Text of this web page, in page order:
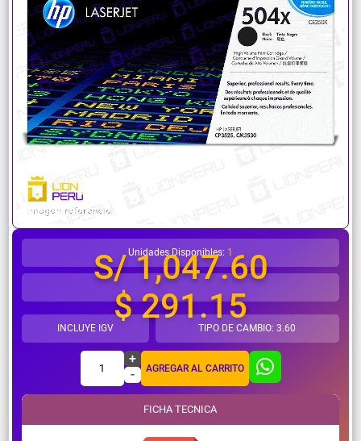
SOY NUEVO
¿Necesitas ayuda?
Unidades Disponibles: 1
S/ 1,047.60
$ 291.15
INCLUYE IGV TIPO DE CAMBIO: 3.60
1
+
-
AGREGAR AL CARRITO
FICHA TECNICA